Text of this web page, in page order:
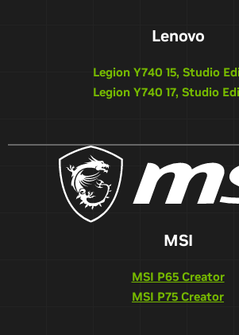
Lenovo
Legion Y740 15, Studio
Legion Y740 17, Studio
MSI
MSI P65 Creator
MSI P75 Creator